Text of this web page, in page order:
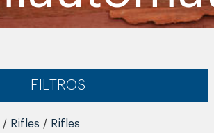
FILTROS
/ Rifles / Rifles